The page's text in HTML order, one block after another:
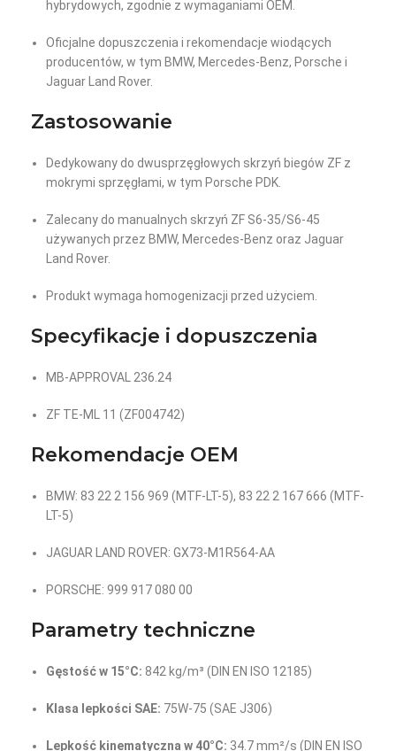
hybrydowych, zgodnie z wymaganiami OEM.
Oficjalne dopuszczenia i rekomendacje wiodących
producentów, w tym BMW, Mercedes-Benz, Porsche i
Jaguar Land Rover.
Zastosowanie
Dedykowany do dwusprzęgłowych skrzyń biegów ZF z
mokrymi sprzęgłami, w tym Porsche PDK.
Zalecany do manualnych skrzyń ZF S6-35/S6-45
używanych przez BMW, Mercedes-Benz oraz Jaguar
Land Rover.
Produkt wymaga homogenizacji przed użyciem.
Specyfikacje i dopuszczenia
MB-APPROVAL 236.24
ZF TE-ML 11 (ZF004742)
Rekomendacje OEM
BMW: 83 22 2 156 969 (MTF-LT-5), 83 22 2 167 666 (MTF-
LT-5)
JAGUAR LAND ROVER: GX73-M1R564-AA
PORSCHE: 999 917 080 00
Parametry techniczne
Gęstość w 15°C: 842 kg/m³ (DIN EN ISO 12185)
Klasa lepkości SAE: 75W-75 (SAE J306)
Lepkość kinematyczna w 40°C: 34.7 mm²/s (DIN EN ISO